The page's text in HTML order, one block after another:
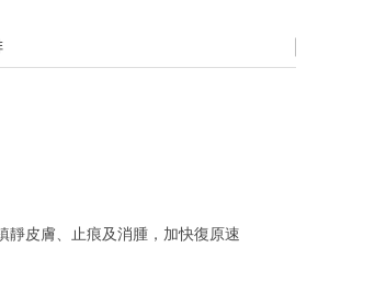
靜皮膚、止痕及消腫，加快復原速